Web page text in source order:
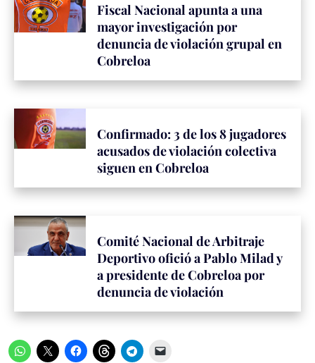
Fiscal Nacional apunta a una
mayor investigación por
denuncia de violación grupal en
Cobreloa
Confirmado: 3 de los 8 jugadores
acusados de violación colectiva
siguen en Cobreloa
Comité Nacional de Arbitraje
Deportivo ofició a Pablo Milad y
a presidente de Cobreloa por
denuncia de violación